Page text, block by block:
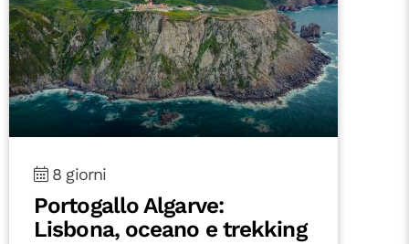
8 giorni
Portogallo Algarve:
Lisbona, oceano e trekking